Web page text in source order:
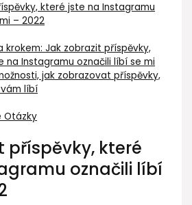
které jste na Instagramu
– 2022
krokem: Jak zobrazit příspěvky,
na Instagramu označili líbí se mi
jak zobrazovat příspěvky,
líbí
Otázky
příspěvky, které
označili líbí